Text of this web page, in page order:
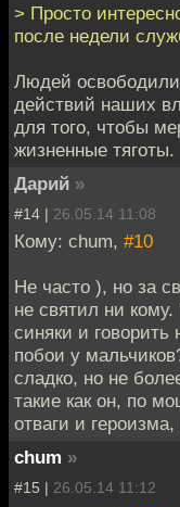
> Просто
после недели
Людей
действий наших
для того, чтобы
жизненные тяготы.
Дарий »
#14 | 26.05.14 11:08
Кому: chum, #10
Не часто ), но за
не святил ни
синяки и
побои у
сладко, но не
такие как он, по
отваги и
chum »
#15 | 26.05.14 11:12